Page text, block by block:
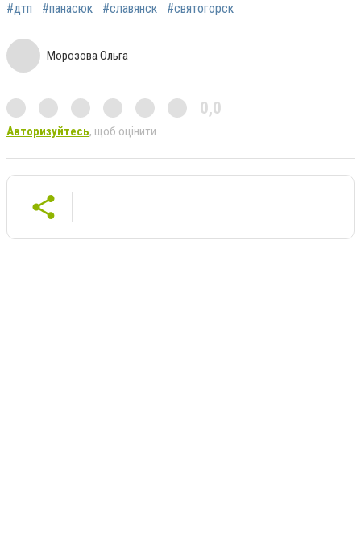
#дтп #панасюк #славянск #святогорск
Морозова Ольга
0,0
Авторизуйтесь, щоб оцінити